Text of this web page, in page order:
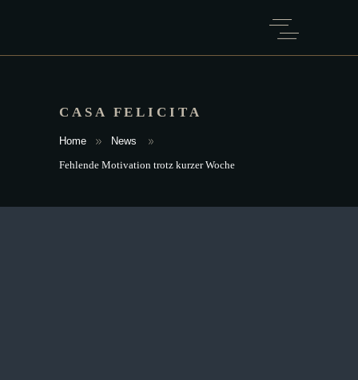
CASA FELICITA
Home News
Fehlende Motivation trotz kurzer Woche